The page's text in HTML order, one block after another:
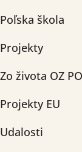
Poľska škola
Projekty
Zo života OZ
Projekty EU
Udalosti